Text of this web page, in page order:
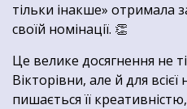
тільки інакше» отримала
своїй номінації. 👏
Це велике досягнення не
Вікторівни, але й для
пишається її